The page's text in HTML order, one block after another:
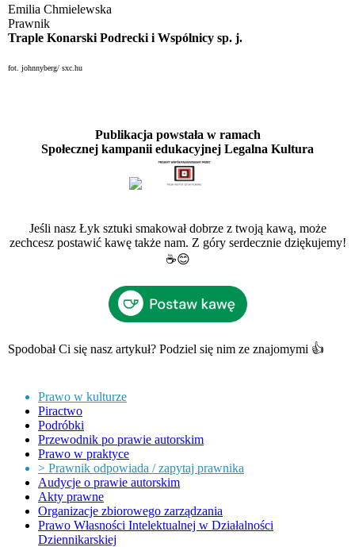
Emilia Chmielewska
Prawnik
Traple Konarski Podrecki i Wspólnicy sp. j.
fot. johnnyberg/ sxc.hu
Publikacja powstała w ramach
Społecznej kampanii edukacyjnej Legalna Kultura
Jeśli nasz Łyk sztuki smakował dobrze z twoją kawą, może
zechcesz postawić kawę także nam. Z góry serdecznie dziękujemy!
☕️😊
Spodobał Ci się nasz artykuł? Podziel się nim ze znajomymi 👍
Prawo w kulturze
Piractwo
Podróbki
Przewodnik po prawie autorskim
Prawo w praktyce
> Prawnik odpowiada / zapytaj prawnika
Audycje o prawie autorskim
Akty prawne
Organizacje zbiorowego zarządzania
Prawo Własności Intelektualnej w Działalności
Dziennikarskiej